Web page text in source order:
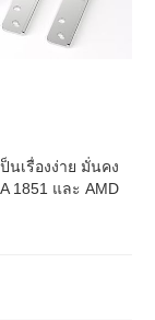
นเรื่องง่าย มั่นคง
1851 และ AMD